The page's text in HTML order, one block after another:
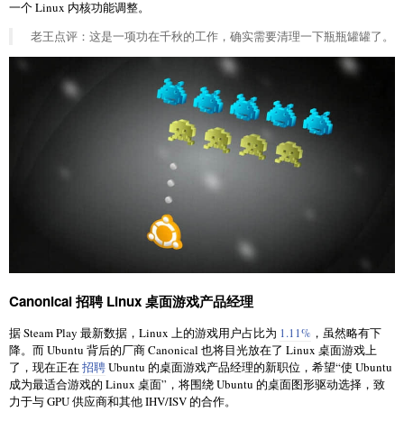
一个 Linux 内核功能调整。
老王点评：这是一项功在千秋的工作，确实需要清理一下瓶瓶罐罐了。
Canonical 招聘 Linux 桌面游戏产品经理
据 Steam Play 最新数据，Linux 上的游戏用户占比为 1.11% ，虽然略有下
降。而 Ubuntu 背后的厂商 Canonical 也将目光放在了 Linux 桌面游戏上
了，现在正在招聘Ubuntu 的桌面游戏产品经理的新职位，希望“使 Ubuntu
成为最适合游戏的 Linux 桌面”，将围绕 Ubuntu 的桌面图形驱动选择，致
力于与 GPU 供应商和其他 IHV/ISV 的合作。